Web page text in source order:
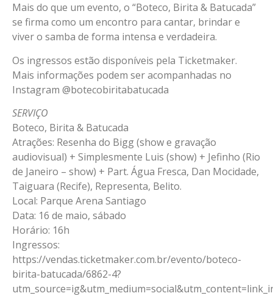
Mais do que um evento, o “Boteco, Birita & Batucada”
se firma como um encontro para cantar, brindar e
viver o samba de forma intensa e verdadeira.
Os ingressos estão disponíveis pela Ticketmaker.
Mais informações podem ser acompanhadas no
Instagram @botecobiritabatucada
SERVIÇO
Boteco, Birita & Batucada
Atrações: Resenha do Bigg (show e gravação
audiovisual) + Simplesmente Luis (show) + Jefinho (Rio
de Janeiro – show) + Part. Água Fresca, Dan Mocidade,
Taiguara (Recife), Representa, Belito.
Local: Parque Arena Santiago
Data: 16 de maio, sábado
Horário: 16h
Ingressos:
https://vendas.ticketmaker.com.br/evento/boteco-
birita-batucada/6862-4?